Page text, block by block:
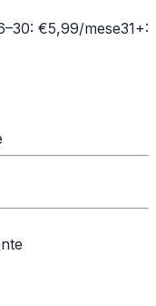
€5,99/mese31+: